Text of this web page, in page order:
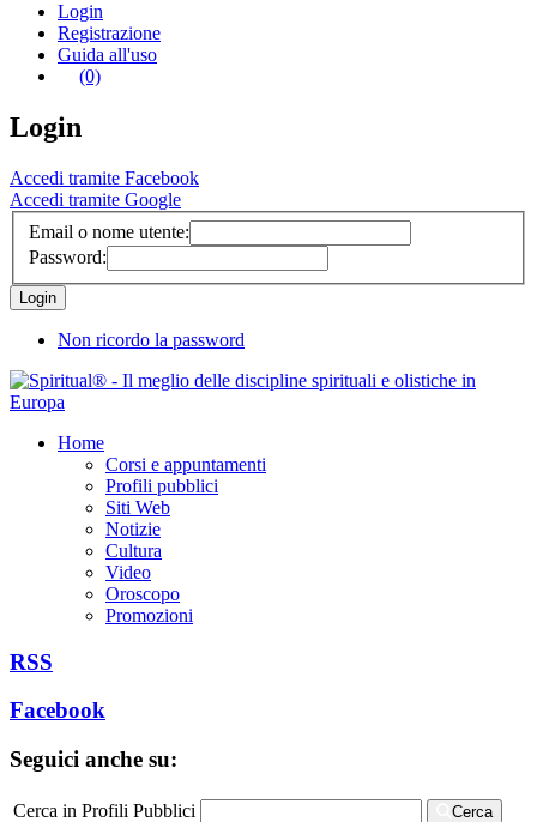
Login
Registrazione
Guida all'uso
(0)
Login
Accedi tramite Facebook
Accedi tramite Google
Email o nome utente:
Password:
Non ricordo la password
Home
Corsi e appuntamenti
Profili pubblici
Siti Web
Notizie
Cultura
Video
Oroscopo
Promozioni
RSS
Facebook
Seguici anche su:
Cerca in Profili Pubblici Cerca